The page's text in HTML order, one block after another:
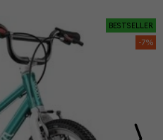
BESTSELLER
-7%